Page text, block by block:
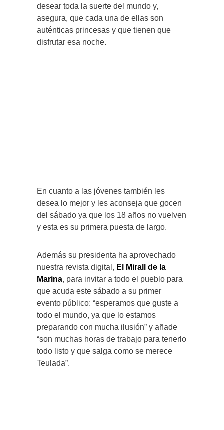
desear toda la suerte del mundo y,
asegura, que cada una de ellas son
auténticas princesas y que tienen que
disfrutar esa noche.
En cuanto a las jóvenes también les
desea lo mejor y les aconseja que gocen
del sábado ya que los 18 años no vuelven
y esta es su primera puesta de largo.
Además su presidenta ha aprovechado
nuestra revista digital, El Mirall de la
Marina, para invitar a todo el pueblo para
que acuda este sábado a su primer
evento público: “esperamos que guste a
todo el mundo, ya que lo estamos
preparando con mucha ilusión” y añade
“son muchas horas de trabajo para tenerlo
todo listo y que salga como se merece
Teulada”.